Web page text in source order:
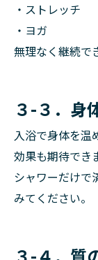
・ストレッチ
・ヨガ
無理なく継続で
３-３．身
入浴で身体を温
効果も期待でき
シャワーだけで
みてください。